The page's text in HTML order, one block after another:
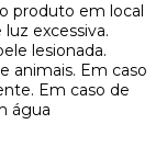
produto em local
excessiva.
lesionada.
animais. Em caso
Em caso de
água